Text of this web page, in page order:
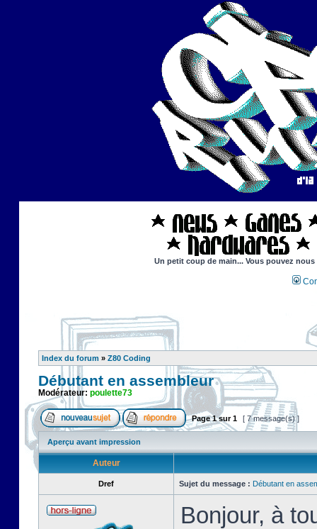
Un petit coup de main... Vous pouvez
Index du forum » Z80 Coding
Débutant en assembleur
Modérateur: poulette73
Page1sur1 [ 7 message(s) ]
Aperçu avant impression
Auteur
Dref Sujet du message : Débutant en
Bonjour, à